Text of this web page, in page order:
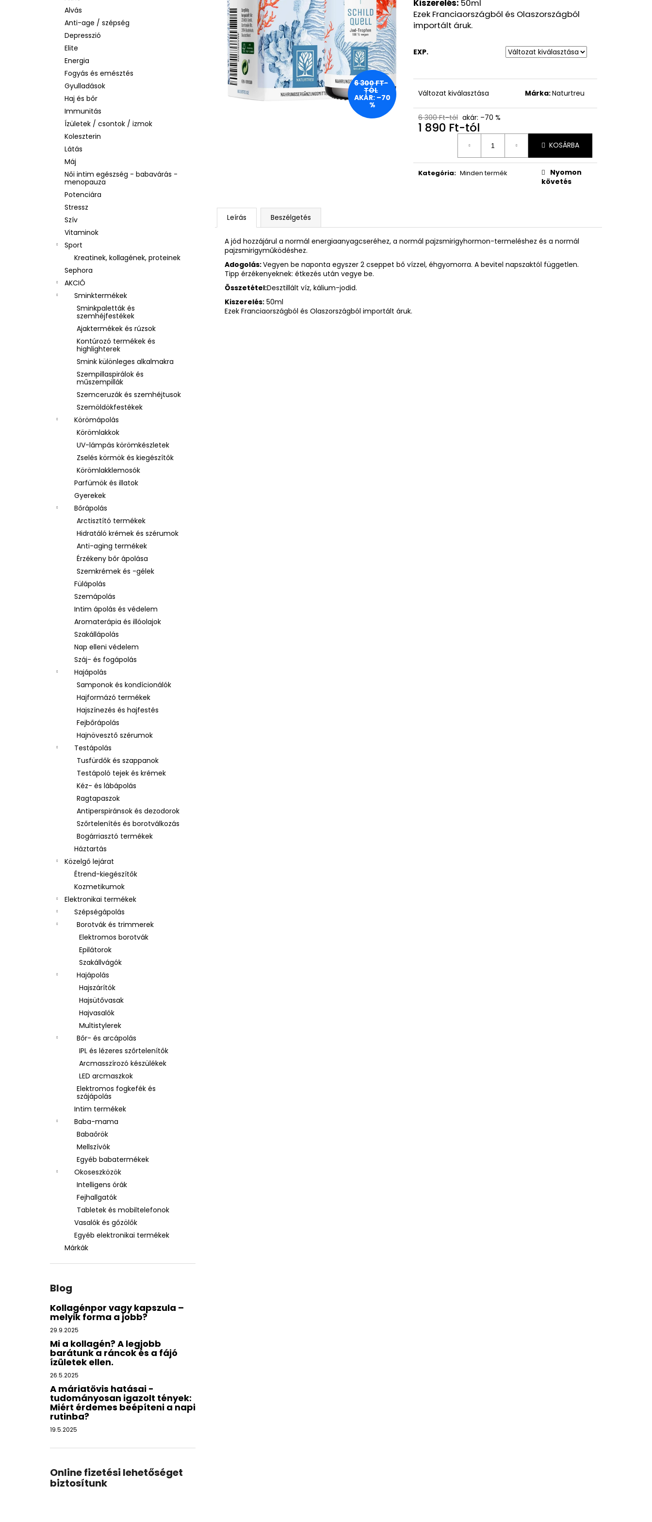
Alvás
Anti-age / szépség
Depresszió
Elite
Energia
Fogyás és emésztés
Gyulladások
Haj és bőr
Immunitás
Ízületek / csontok / izmok
Koleszterin
Látás
Máj
Női intim egészség - babavárás -
menopauza
Potenciára
Stressz
Szív
Vitaminok
Sport
Kreatinek, kollagének, proteinek
Sephora
AKCIÓ
Sminktermékek
Sminkpaletták és
szemhéjfestékek
Ajaktermékek és rúzsok
Kontúrozó termékek és
highlighterek
Smink különleges alkalmakra
Szempillaspirálok és
műszempillák
Szemceruzák és szemhéjtusok
Szemöldökfestékek
Körömápolás
Körömlakkok
UV-lámpás körömkészletek
Zselés körmök és kiegészítők
Körömlakklemosók
Parfümök és illatok
Gyerekek
Bőrápolás
Arctisztító termékek
Hidratáló krémek és szérumok
Anti-aging termékek
Érzékeny bőr ápolása
Szemkrémek és -gélek
Fülápolás
Szemápolás
Intim ápolás és védelem
Aromaterápia és illóolajok
Szakállápolás
Nap elleni védelem
Száj- és fogápolás
Hajápolás
Samponok és kondícionálók
Hajformázó termékek
Hajszínezés és hajfestés
Fejbőrápolás
Hajnövesztő szérumok
Testápolás
Tusfürdők és szappanok
Testápoló tejek és krémek
Kéz- és lábápolás
Ragtapaszok
Antiperspiránsok és dezodorok
Szőrtelenítés és borotválkozás
Bogárriasztó termékek
Háztartás
Közelgő lejárat
Étrend-kiegészítők
Kozmetikumok
Elektronikai termékek
Szépségápolás
Borotvák és trimmerek
Elektromos borotvák
Epilátorok
Szakállvágók
Hajápolás
Hajszárítók
Hajsütővasak
Hajvasalók
Multistylerek
Bőr- és arcápolás
IPL és lézeres szőrtelenítők
Arcmasszírozó készülékek
LED arcmaszkok
Elektromos fogkefék és
szájápolás
Intim termékek
Baba-mama
Babaőrök
Mellszívók
Egyéb babatermékek
Okoseszközök
Intelligens órák
Fejhallgatók
Tabletek és mobiltelefonok
Vasalók és gőzölők
Egyéb elektronikai termékek
Márkák
Blog
Kollagénpor vagy kapszula –
melyik forma a jobb?
29.9.2025
Mi a kollagén? A legjobb
barátunk a ráncok és a fájó
ízületek ellen.
26.5.2025
A máriatövis hatásai -
tudományosan igazolt tények:
Miért érdemes beépíteni a napi
rutinba?
19.5.2025
Online fizetési lehetőséget
biztosítunk
Kiszerelés: 50ml
Ezek Franciaországból és Olaszországból
importált áruk.
EXP.
Változat kiválasztása Márka:Naturtreu
6 300 Ft-tól akár: –70 %
1 890 Ft-tól
KOSÁRBA
Kategória: Minden termék
Nyomon
követés
6 300 FT-
TÓL
AKÁR: –70
%
Leírás Beszélgetés
A jód hozzájárul a normál energiaanyagcseréhez, a normál pajzsmirigyhormon-termeléshez és a normál
pajzsmirigyműködéshez.
Adogolás:Vegyen be naponta egyszer 2 cseppet bő vízzel, éhgyomorra. A bevitel napszaktól független.
Tipp érzékenyeknek: étkezés után vegye be.
Összetétel:Desztillált víz, kálium-jodid.
Kiszerelés: 50ml
Ezek Franciaországból és Olaszországból importált áruk.
BIODERMA PHOTODERM AQUAFLUID
INVISIBLE SPF 50+ – LÁTHATATLAN
ARCVÉDŐ KRÉM, 40 ML
2 480 Ft
Korábbi: 6 870 Ft
BEAUTY OF JOSEON HIDRATÁLÓ SZÉRUM
NAPVÉDŐVEL ÉS GINSENGGEL, SPF 50+
PA++++, 50 ML
2 990 Ft
Korábbi:7 200 Ft
LA ROCHE-POSAY VÍZÁLLÓ
SZEMPILLASPIRÁL, FEKETE, 7,6 ML
2 940 Ft
Korábbi: 7 520 Ft